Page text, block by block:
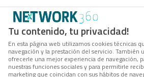
Tu contenido, tu privacidad!
En esta página web utilizamos cookies técnicas
navegación y la prestación del servicio. También
ofrecerle una mejor experiencia de navegación,
nuestras funciones sociales y para permitirle
marketing que coincidan con sus hábitos de